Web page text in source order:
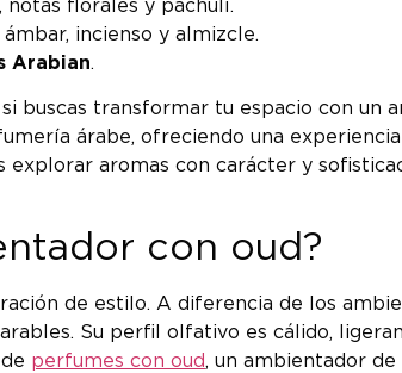
notas florales y pachulí.
incienso y almizcle.
Arabian.
buscas transformar tu espacio con un
árabe, ofreciendo una
explorar aromas con carácter y
con oud?
de estilo. A diferencia de los
Su perfil olfativo es cálido,
perfumes con oud, un ambientador